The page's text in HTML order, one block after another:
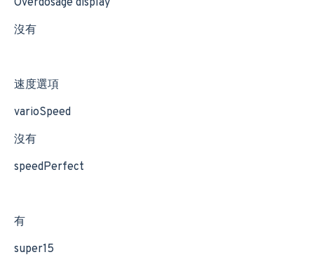
Overdosage display
沒有
速度選項
varioSpeed
沒有
speedPerfect
有
super15